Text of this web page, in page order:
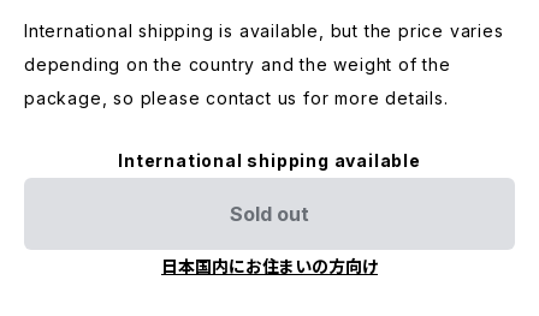
International shipping is available, but the price varies
depending on the country and the weight of the
package, so please contact us for more details.
International shipping available
Sold out
日本国内にお住まいの方向け